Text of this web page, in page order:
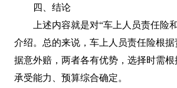
四、结论
上述内容就是对“车上人员责任险
介绍。总的来说，车上人员责任险根
据意外赔，两者各有优势，选择时需
承受能力、预算综合确定。